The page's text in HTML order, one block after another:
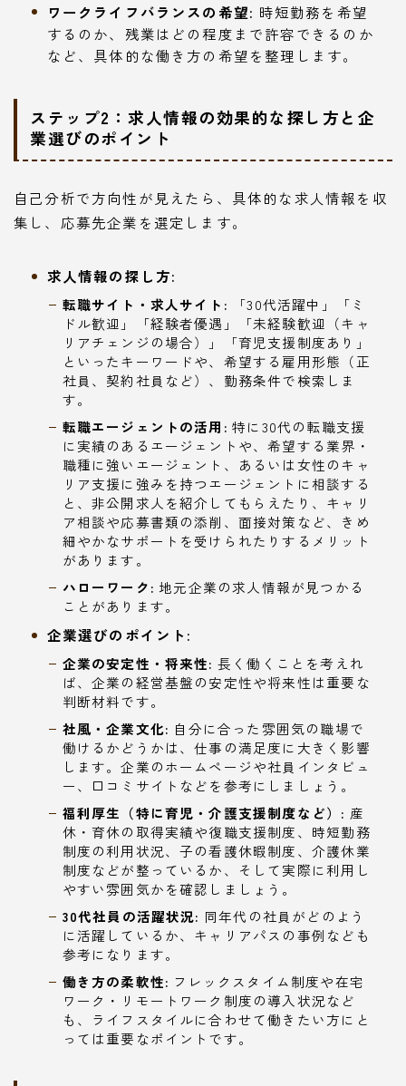
ワークライフバランスの希望: 時短勤務を希望
するのか、残業はどの程度まで許容できるのか
など、具体的な働き方の希望を整理します。
ステップ2：求人情報の効果的な探し方と企
業選びのポイント
自己分析で方向性が見えたら、具体的な求人情報を収
集し、応募先企業を選定します。
求人情報の探し方:
転職サイト・求人サイト: 「30代活躍中」「ミ
ドル歓迎」「経験者優遇」「未経験歓迎（キャ
リアチェンジの場合）」「育児支援制度あり」
といったキーワードや、希望する雇用形態（正
社員、契約社員など）、勤務条件で検索しま
す。
転職エージェントの活用: 特に30代の転職支援
に実績のあるエージェントや、希望する業界・
職種に強いエージェント、あるいは女性のキャ
リア支援に強みを持つエージェントに相談する
と、非公開求人を紹介してもらえたり、キャリ
ア相談や応募書類の添削、面接対策など、きめ
細やかなサポートを受けられたりするメリット
があります。
ハローワーク: 地元企業の求人情報が見つかる
ことがあります。
企業選びのポイント:
企業の安定性・将来性: 長く働くことを考えれ
ば、企業の経営基盤の安定性や将来性は重要な
判断材料です。
社風・企業文化: 自分に合った雰囲気の職場で
働けるかどうかは、仕事の満足度に大きく影響
します。企業のホームページや社員インタビュ
ー、口コミサイトなどを参考にしましょう。
福利厚生（特に育児・介護支援制度など）: 産
休・育休の取得実績や復職支援制度、時短勤務
制度の利用状況、子の看護休暇制度、介護休業
制度などが整っているか、そして実際に利用し
やすい雰囲気かを確認しましょう。
30代社員の活躍状況: 同年代の社員がどのよう
に活躍しているか、キャリアパスの事例なども
参考になります。
働き方の柔軟性: フレックスタイム制度や在宅
ワーク・リモートワーク制度の導入状況など
も、ライフスタイルに合わせて働きたい方にと
っては重要なポイントです。